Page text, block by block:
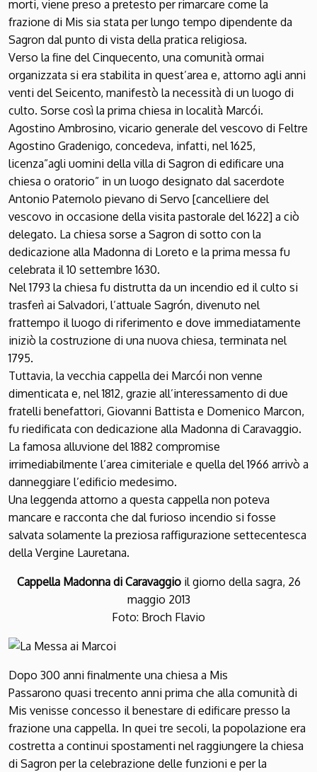
morti, viene preso a pretesto per rimarcare come la
frazione di Mis sia stata per lungo tempo dipendente da
Sagron dal punto di vista della pratica religiosa.
Verso la fine del Cinquecento, una comunità ormai
organizzata si era stabilita in quest’area e, attorno agli anni
venti del Seicento, manifestò la necessità di un luogo di
culto. Sorse così la prima chiesa in località Marcói.
Agostino Ambrosino, vicario generale del vescovo di Feltre
Agostino Gradenigo, concedeva, infatti, nel 1625,
licenza”agli uomini della villa di Sagron di edificare una
chiesa o oratorio” in un luogo designato dal sacerdote
Antonio Paternolo pievano di Servo [cancelliere del
vescovo in occasione della visita pastorale del 1622] a ciò
delegato. La chiesa sorse a Sagron di sotto con la
dedicazione alla Madonna di Loreto e la prima messa fu
celebrata il 10 settembre 1630.
Nel 1793 la chiesa fu distrutta da un incendio ed il culto si
trasferì ai Salvadori, l’attuale Sagrón, divenuto nel
frattempo il luogo di riferimento e dove immediatamente
iniziò la costruzione di una nuova chiesa, terminata nel
1795.
Tuttavia, la vecchia cappella dei Marcói non venne
dimenticata e, nel 1812, grazie all’interessamento di due
fratelli benefattori, Giovanni Battista e Domenico Marcon,
fu riedificata con dedicazione alla Madonna di Caravaggio.
La famosa alluvione del 1882 compromise
irrimediabilmente l’area cimiteriale e quella del 1966 arrivò a
danneggiare l’edificio medesimo.
Una leggenda attorno a questa cappella non poteva
mancare e racconta che dal furioso incendio si fosse
salvata solamente la preziosa raffigurazione settecentesca
della Vergine Lauretana.
Cappella Madonna di Caravaggioil giorno della sagra, 26
maggio 2013
Foto: Broch Flavio
Dopo 300 anni finalmente una chiesa a Mis
Passarono quasi trecento anni prima che alla comunità di
Mis venisse concesso il benestare di edificare presso la
frazione una cappella. In quei tre secoli, la popolazione era
costretta a continui spostamenti nel raggiungere la chiesa
di Sagron per la celebrazione delle funzioni e per la